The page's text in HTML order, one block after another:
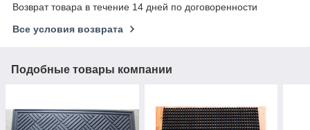
Возврат товара в течение 14 дней по договоренности
Все условия возврата
Подобные товары компании